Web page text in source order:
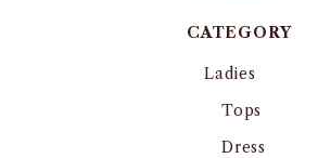
CATEGORY
Ladies
Tops
Dress